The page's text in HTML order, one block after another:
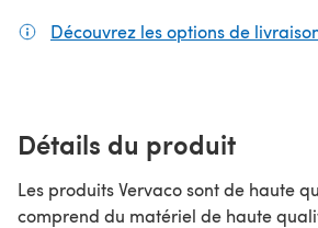
Découvrez les options de
Détails du produit
Les produits Vervaco sont de haute
comprend du matériel de haute